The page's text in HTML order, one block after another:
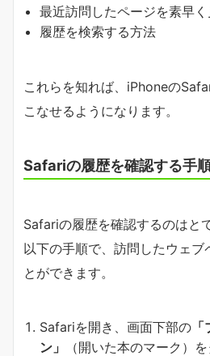
最近訪問したページを素早
履歴を検索する方法
これらを知れば、iPhoneの
こなせるようになります。
Safariの履歴を確認する手
Safariの履歴を確認するのはと
以下の手順で、訪問したウェブ
とができます。
Safariを開き、画面下部の
ン」
（開いた本のマーク）